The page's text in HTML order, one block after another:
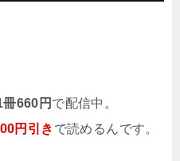
冊660円 で配信中。
円引き で読めるんです。